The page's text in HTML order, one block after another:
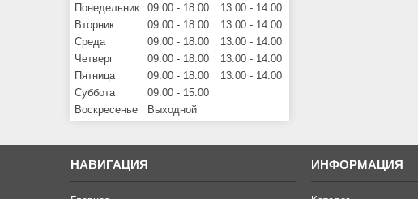
Понедельник 09:00 18:00 13:00
14:00
Вторник
09:00 18:00 13:00
14:00
Среда
09:00 18:00 13:00
14:00
Четверг
09:00 18:00 13:00
14:00
Пятница
09:00 18:00 13:00
14:00
Суббота
09:00
15:00
Воскресенье
Выходной
НАВИГАЦИЯ ИНФОРМАЦИЯ